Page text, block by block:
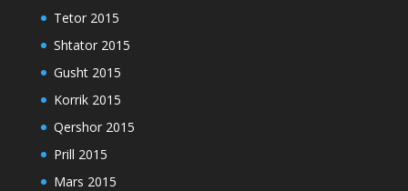
Tetor 2015
Shtator 2015
Gusht 2015
Korrik 2015
Qershor 2015
Prill 2015
Mars 2015